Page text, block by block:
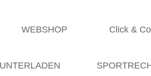
WEBSHOP Click &